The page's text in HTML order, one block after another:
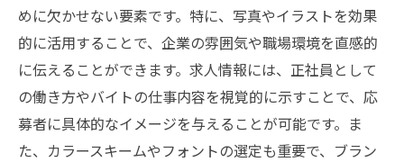
めに欠かせない要素です。特に、写真やイラストを効果
的に活用することで、企業の雰囲気や職場環境を直感的
に伝えることができます。求人情報には、正社員として
の働き方やバイトの仕事内容を視覚的に示すことで、応
募者に具体的なイメージを与えることが可能です。ま
た、カラースキームやフォントの選定も重要で、ブラン